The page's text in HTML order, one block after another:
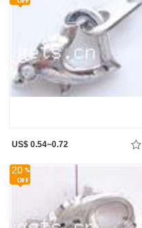
US$ 0.54~0.72
20